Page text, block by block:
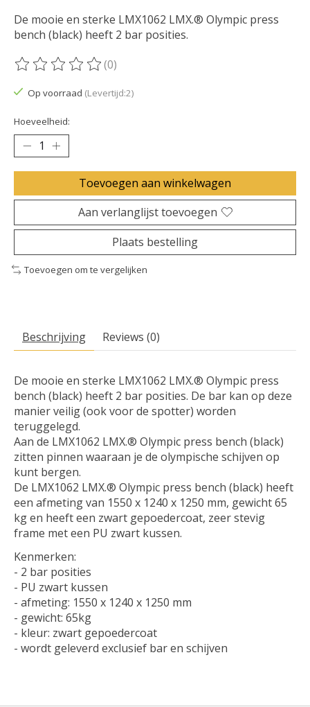
De mooie en sterke LMX1062 LMX.® Olympic press
bench (black) heeft 2 bar posities.
De beoordeling van dit product is
(0)
Op voorraad (Levertijd:2)
Hoeveelheid:
Toevoegen aan winkelwagen
Aan verlanglijst toevoegen
Plaats bestelling
Toevoegen om te vergelijken
Beschrijving Reviews (0)
De mooie en sterke LMX1062 LMX.® Olympic press
bench (black) heeft 2 bar posities. De bar kan op deze
manier veilig (ook voor de spotter) worden
teruggelegd.
Aan de LMX1062 LMX.® Olympic press bench (black)
zitten pinnen waaraan je de olympische schijven op
kunt bergen.
De LMX1062 LMX.® Olympic press bench (black) heeft
een afmeting van 1550 x 1240 x 1250 mm, gewicht 65
kg en heeft een zwart gepoedercoat, zeer stevig
frame met een PU zwart kussen.
Kenmerken:
- 2 bar posities
- PU zwart kussen
- afmeting: 1550 x 1240 x 1250 mm
- gewicht: 65kg
- kleur: zwart gepoedercoat
- wordt geleverd exclusief bar en schijven